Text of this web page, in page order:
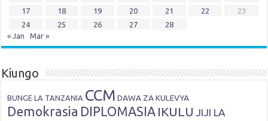
17
18 19 20 21 22
23
24
25 26 27
28
« Jan
Mar »
Kiungo
BUNGE LA TANZANIA CCM DAWA ZA KULEVYA
Demokrasia DIPLOMASIA IKULU JIJI LA